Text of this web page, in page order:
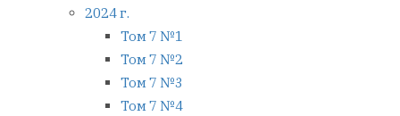
2024 г.
Том 7 №1
Том 7 №2
Том 7 №3
Том 7 №4